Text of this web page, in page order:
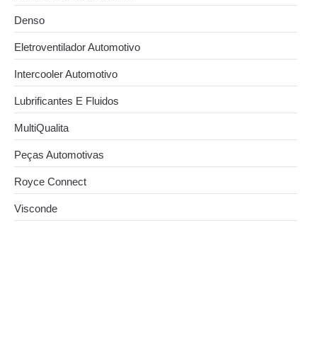
Denso
Eletroventilador Automotivo
Intercooler Automotivo
Lubrificantes E Fluidos
MultiQualita
Peças Automotivas
Royce Connect
Visconde